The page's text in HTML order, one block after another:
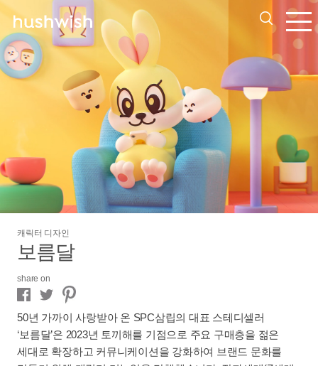
캐릭터 디자인
보름달
share on
50년 가까이 사랑받아 온 SPC삼립의 대표 스테디셀러
‘보름달’은 2023년 토끼해를 기점으로 주요 구매층을 젊은
세대로 확장하고 커뮤니케이션을 강화하여 브랜드 문화를